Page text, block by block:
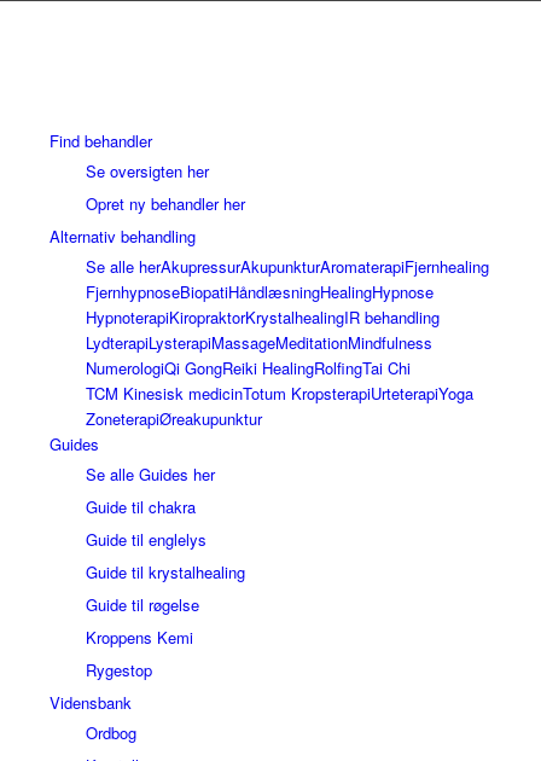
Find behandler
Se oversigten her
Opret ny behandler her
Alternativ behandling
Se alle herAkupressurAkupunkturAromaterapiFjernhealing
FjernhypnoseBiopatiHåndlæsningHealingHypnose
HypnoterapiKiropraktorKrystalhealingIR behandling
LydterapiLysterapiMassageMeditationMindfulness
NumerologiQi GongReiki HealingRolfingTai Chi
TCM Kinesisk medicinTotum KropsterapiUrteterapiYoga
ZoneterapiØreakupunktur
Guides
Se alle Guides her
Guide til chakra
Guide til englelys
Guide til krystalhealing
Guide til røgelse
Kroppens Kemi
Rygestop
Vidensbank
Ordbog